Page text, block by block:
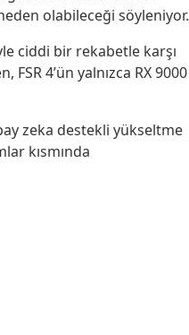
olabileceği söyleniyor.
ciddi bir rekabetle karşı
FSR 4’ün yalnızca RX 9000
zeka destekli yükseltme
kısmında